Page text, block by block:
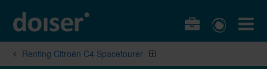
Renting Citroën C4 Spacetourer